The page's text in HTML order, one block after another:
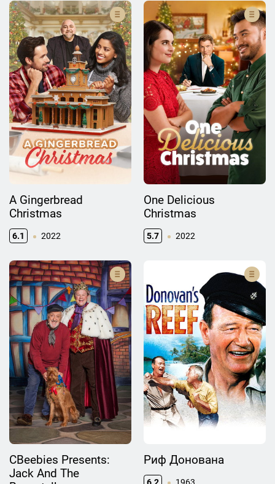
A Gingerbread
Christmas
6.1 2022
One Delicious
Christmas
5.7 2022
CBeebies Presents:
Jack And The
Риф Донована